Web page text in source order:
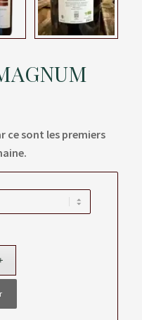
ce sont les premiers